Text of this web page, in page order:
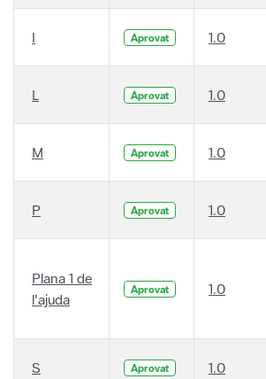
I Aprovat 1.0
L Aprovat 1.0
M Aprovat 1.0
P Aprovat 1.0
Plana 1 de
l'ajuda
Aprovat 1.0
S Aprovat 1.0